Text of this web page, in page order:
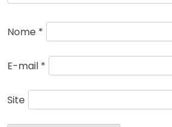
Nome *
E-mail *
Site